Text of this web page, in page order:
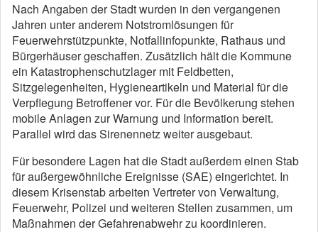
Nach Angaben der Stadt wurden in den vergangenen
Jahren unter anderem Notstromlösungen für
Feuerwehrstützpunkte, Notfallinfopunkte, Rathaus und
Bürgerhäuser geschaffen. Zusätzlich hält die Kommune
ein Katastrophenschutzlager mit Feldbetten,
Sitzgelegenheiten, Hygieneartikeln und Material für die
Verpflegung Betroffener vor. Für die Bevölkerung stehen
mobile Anlagen zur Warnung und Information bereit.
Parallel wird das Sirenennetz weiter ausgebaut.
Für besondere Lagen hat die Stadt außerdem einen Stab
für außergewöhnliche Ereignisse (SAE) eingerichtet. In
diesem Krisenstab arbeiten Vertreter von Verwaltung,
Feuerwehr, Polizei und weiteren Stellen zusammen, um
Maßnahmen der Gefahrenabwehr zu koordinieren.